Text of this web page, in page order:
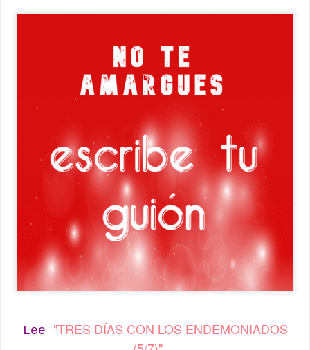
Lee "TRES DÍAS CON LOS ENDEMONIADOS